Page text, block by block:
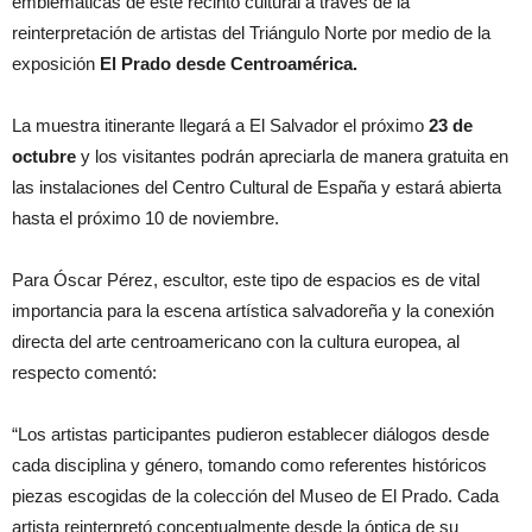
reinterpretación de artistas del Triángulo Norte por medio de la
exposición El Prado desde Centroamérica.
La muestra itinerante llegará a El Salvador el próximo 23 de
octubre y los visitantes podrán apreciarla de manera gratuita en
las instalaciones del Centro Cultural de España y estará abierta
hasta el próximo 10 de noviembre.
Para Óscar Pérez, escultor, este tipo de espacios es de vital
importancia para la escena artística salvadoreña y la conexión
directa del arte centroamericano con la cultura europea, al
respecto comentó:
“Los artistas participantes pudieron establecer diálogos desde
cada disciplina y género, tomando como referentes históricos
piezas escogidas de la colección del Museo de El Prado. Cada
artista reinterpretó conceptualmente desde la óptica de su